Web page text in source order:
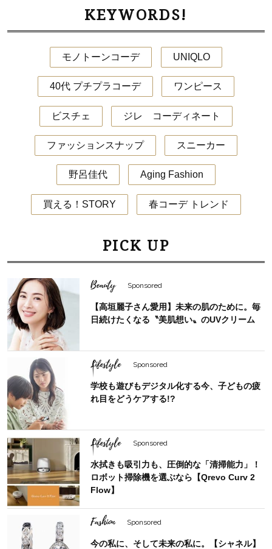
KEYWORDS!
モノトーンコーデ UNIQLO
40代 プチプラコーデ ワンピース
ビスチェ ジレ コーディネート
ファッションスナップ スニーカー
野呂佳代 Aging Fashion
買える！STORY 春コーデ トレンド
PICK UP
Beauty Sponsored
【高垣麗子さん愛用】未来の肌のために。毎
日続けたくなる〝美肌想い〟のUVクリーム
Lifestyle Sponsored
学校も遊びもデジタル化する今、子どもの疲
れ目をどうケアする!?
Lifestyle Sponsored
水拭きも吸引力も、圧倒的な「清掃能力」！
ロボット掃除機を選ぶなら【Qrevo Curv 2
Flow】
Fashion Sponsored
今の私に、そして未来の私に。【シャネル】